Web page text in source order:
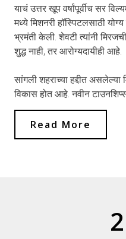
याचं उत्तर खूप वर्षांपूर्वीच सर
मध्ये मिशनरी हॉस्पिटलसाठी
भ्रमंती केली. शेवटी त्यांनी
शुद्ध नाही, तर आरोग्यदायीही आहे.
सांगली शहराच्या हद्दीत असलेल्या
विकास होत आहे. नवीन
Read More